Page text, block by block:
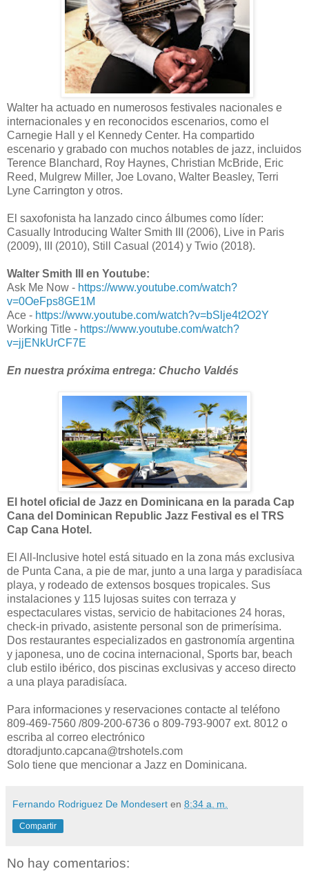
Walter ha actuado en numerosos festivales nacionales e
internacionales y en reconocidos escenarios, como el
Carnegie Hall y el Kennedy Center. Ha compartido
escenario y grabado con muchos notables de jazz, incluidos
Terence Blanchard, Roy Haynes, Christian McBride, Eric
Reed, Mulgrew Miller, Joe Lovano, Walter Beasley, Terri
Lyne Carrington y otros.
El saxofonista ha lanzado cinco álbumes como líder:
Casually Introducing Walter Smith III (2006), Live in Paris
(2009), III (2010), Still Casual (2014) y Twio (2018).
Walter Smith III en Youtube:
Ask Me Now - https://www.youtube.com/watch?
v=0OeFps8GE1M
Ace - https://www.youtube.com/watch?v=bSlje4t2O2Y
Working Title - https://www.youtube.com/watch?
v=jjENkUrCF7E
En nuestra próxima entrega: Chucho Valdés
El hotel oficial de Jazz en Dominicana en la parada Cap
Cana del Dominican Republic Jazz Festival es el TRS
Cap Cana Hotel.
El All-Inclusive hotel está situado en la zona más exclusiva
de Punta Cana, a pie de mar, junto a una larga y paradisíaca
playa, y rodeado de extensos bosques tropicales. Sus
instalaciones y 115 lujosas suites con terraza y
espectaculares vistas, servicio de habitaciones 24 horas,
check-in privado, asistente personal son de primerísima.
Dos restaurantes especializados en gastronomía argentina
y japonesa, uno de cocina internacional, Sports bar, beach
club estilo ibérico, dos piscinas exclusivas y acceso directo
a una playa paradisíaca.
Para informaciones y reservaciones contacte al teléfono
809-469-7560 /809-200-6736 o 809-793-9007 ext. 8012 o
escriba al correo electrónico
dtoradjunto.capcana@trshotels.com
Solo tiene que mencionar a Jazz en Dominicana.
Fernando Rodriguez De Mondesert en 8:34 a. m.
Compartir
No hay comentarios: